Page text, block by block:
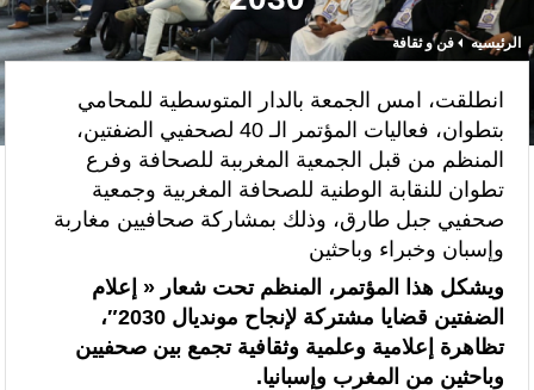
“الخطوط الجوية الفرنسية” تعلن عن تعيين ليونيل رو مديراً عاماً جديداً
لمنطقة شمال إفريقيا والساحل وغرب إفريقيا (ANSCO) .(بيان صحفي )
قراءة سوسيولوجية :أزمة العبور الجماعي الأخيرة نحو سبتة تكشف عن موت
التاطير الحزبي وهيمنة الخوارزميات والصفحات الافتراضية
القوات المسلحة الملكية .. جاهزية عملياتية وتدخلات جوية منسقة لمكافحة
حرائق الغابات
تدبير ملف الهجرة “مسؤولية مشتركة” والمغرب “تحمل دوما نصيبه منها”
(مصدر حكومي)
الرئيسيه فن و ثقافة
انطلقت، امس الجمعة بالدار المتوسطية للمحامي
بتطوان، فعاليات المؤتمر الـ 40 لصحفيي الضفتين،
المنظم من قبل الجمعية المغرببة للصحافة وفرع
تطوان للنقابة الوطنية للصحافة المغربية وجمعية
صحفيي جبل طارق، وذلك بمشاركة صحافيين مغاربة
وإسبان وخبراء وباحثين
ويشكل هذا المؤتمر، المنظم تحت شعار « إعلام
الضفتين قضايا مشتركة لإنجاح مونديال 2030″،
تظاهرة إعلامية وعلمية وثقافية تجمع بين صحفيين
وباحثين من المغرب وإسبانيا.